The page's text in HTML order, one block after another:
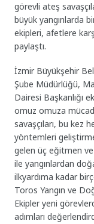
görevli ateş
büyük yangınlarda
ekipleri, afetlere
paylaştı.
İzmir Büyükşehir
Şube Müdürlüğü,
Dairesi Başkanlığı
omuz omuza
savaşçıları, bu kez
yöntemleri
gelen üç eğitmen
ile yangınlardan
ilkyardıma kadar
Toros Yangın ve
Ekipler yeni
adımları